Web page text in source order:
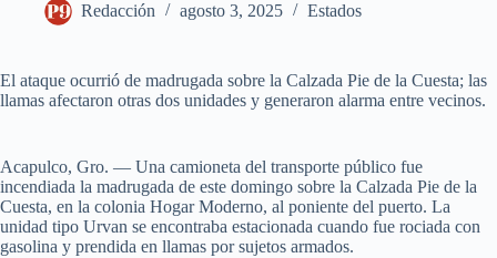
Redacción agosto 3, 2025 Estados
El ataque ocurrió de madrugada sobre la Calzada Pie de la Cuesta; las
llamas afectaron otras dos unidades y generaron alarma entre vecinos.
Acapulco, Gro. — Una camioneta del transporte público fue
incendiada la madrugada de este domingo sobre la Calzada Pie de la
Cuesta, en la colonia Hogar Moderno, al poniente del puerto. La
unidad tipo Urvan se encontraba estacionada cuando fue rociada con
gasolina y prendida en llamas por sujetos armados.